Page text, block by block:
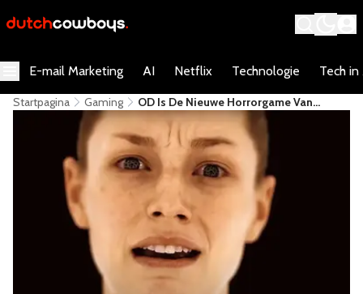
E-mail Marketing AI Netflix Technologie Tech in
Startpagina Gaming
OD Is De Nieuwe Horrorgame Van
Geprezen Gamemaker Hideo Kojima